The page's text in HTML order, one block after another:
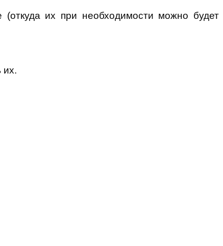
(откуда их при необходимости можно будет
их.